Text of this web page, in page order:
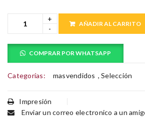
AÑADIR AL CARRITO
COMPRAR POR WHATSAPP
Categorías: masvendidos , Selección
Impresión
Enviar un correo electronico a un